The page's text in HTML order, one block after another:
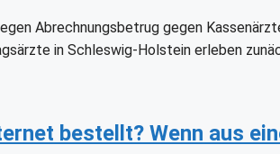
Abrechnungsbetrug gegen
in Schleswig-Holstein erleben
bestellt? Wenn aus